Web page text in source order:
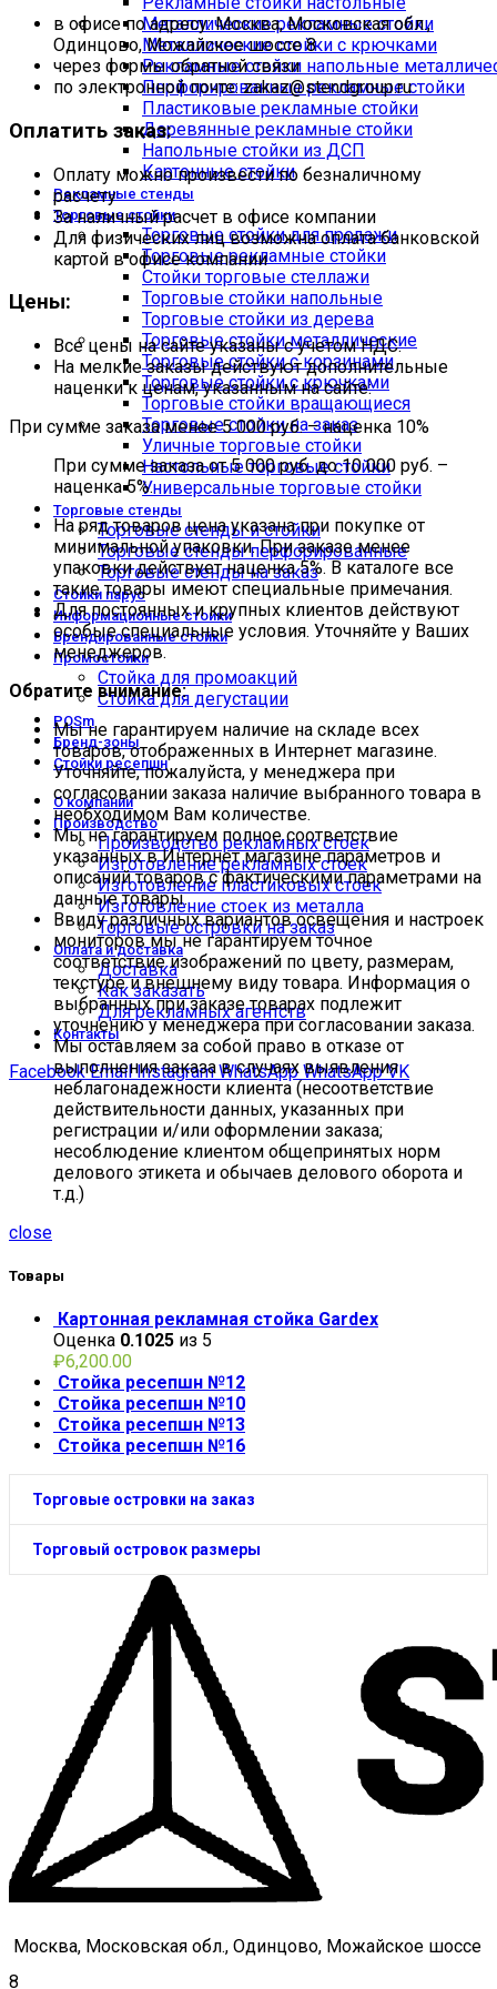
Металлические рекламные стойки
Металлические стойки с крючками
Рекламные стойки напольные
Перфорированные рекламные стойки
Пластиковые рекламные стойки
Деревянные рекламные стойки
Напольные стойки из ДСП
Картонные стойки
Рекламные стенды
Торговые стойки
Торговые стойки для продажи
Торговые рекламные стойки
Стойки торговые стеллажи
Торговые стойки напольные
Торговые стойки из дерева
Торговые стойки металлические
Торговые стойки с корзинами
Торговые стойки с крючками
Торговые стойки вращающиеся
Торговые стойки на заказ
Уличные торговые стойки
Настольные торговые стойки
Универсальные торговые стойки
Торговые стенды
Торговые стенды и стойки
Торговые стенды перфорированные
Торговые стенды на заказ
Стойки парус
Информационные стойки
Брендированные стойки
Промостойки
Стойка для промоакций
Стойка для дегустации
POSm
Бренд-зоны
Стойки ресепшн
О компании
Производство
Производство рекламных стоек
Изготовление рекламных стоек
Изготовление пластиковых стоек
Изготовление стоек из металла
Торговые островки на заказ
Оплата и доставка
Доставка
Как заказать
Для рекламных агентств
Контакты
Facebook Email Instagram WhatsApp WhatsApp VK
в офисе по адресу: Москва, Московская обл.,
Одинцово, Можайское шоссе 8
через формы обратной связи
по электронной почте: zakaz@stendgroup.ru
Оплатить заказ:
Оплату можно произвести по безналичному
расчету
За наличный расчет в офисе компании
Для физических лиц возможна оплата банковской
картой в офисе компании
Цены:
Все цены на сайте указаны с учетом НДС.
На мелкие заказы действуют дополнительные
наценки к ценам, указанным на сайте:
При сумме заказа менее 5 000 руб. – наценка 10%
При сумме заказа от 5 000 руб. до 10 000 руб. –
наценка 5%.
На ряд товаров цена указана при покупке от
минимальной упаковки. При заказе менее
упаковки действует наценка 5%. В каталоге все
такие товары имеют специальные примечания.
Для постоянных и крупных клиентов действуют
особые специальные условия. Уточняйте у Ваших
менеджеров.
Обратите внимание:
Мы не гарантируем наличие на складе всех
товаров, отображенных в Интернет магазине.
Уточняйте, пожалуйста, у менеджера при
согласовании заказа наличие выбранного товара в
необходимом Вам количестве.
Мы не гарантируем полное соответствие
указанных в Интернет магазине параметров и
описаний товаров с фактическими параметрами на
данные товары.
Ввиду различных вариантов освещения и настроек
мониторов мы не гарантируем точное
соответствие изображений по цвету, размерам,
текстуре и внешнему виду товара. Информация о
выбранных при заказе товарах подлежит
уточнению у менеджера при согласовании заказа.
Мы оставляем за собой право в отказе от
выполнения заказа в случаях выявления
неблагонадежности клиента (несоответствие
действительности данных, указанных при
регистрации и/или оформлении заказа;
несоблюдение клиентом общепринятых норм
делового этикета и обычаев делового оборота и
т.д.)
close
Товары
Картонная рекламная стойка Gardex
Оценка 0.1025 из 5
₽6,200.00
Стойка ресепшн №12
Стойка ресепшн №10
Стойка ресепшн №13
Стойка ресепшн №16
Торговые островки на заказ
Торговый островок размеры
Москва, Московская обл., Одинцово, Можайское шоссе
8